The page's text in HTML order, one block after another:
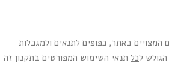
באתר, כפופים לתנאים ולמגבלות
לכל תנאי השימוש המפורטים בתקנון זה